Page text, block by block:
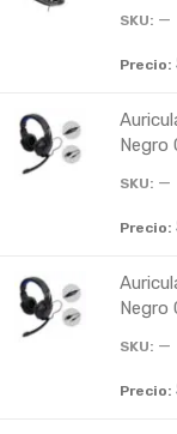
—
Negro
—
Negro
—